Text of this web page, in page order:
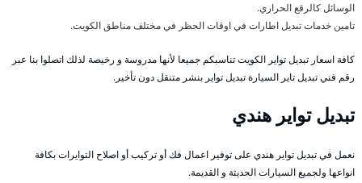
الوسائل كالرقع الحراري.
تامين خدمات تبديل اطارات في اوقات الحظر في مختلف مناطق الكويت.
كافة اسعار تبديل تواير الكويت تناسبكم جميعا لأنها مدروسة و رخيصة لذلك اتصلوا بنا عبر
رقم فني تبديل تاير السيارة تبديل تواير بنشر متنقل دون تأخير.
تبديل تواير هندي
نعمل في تبديل تواير هندي على توفير اعمال فك أو تركيب أو اصلاح التوايرات بكافة
انواعها ولجميع السيارات الحديثة و القديمة.